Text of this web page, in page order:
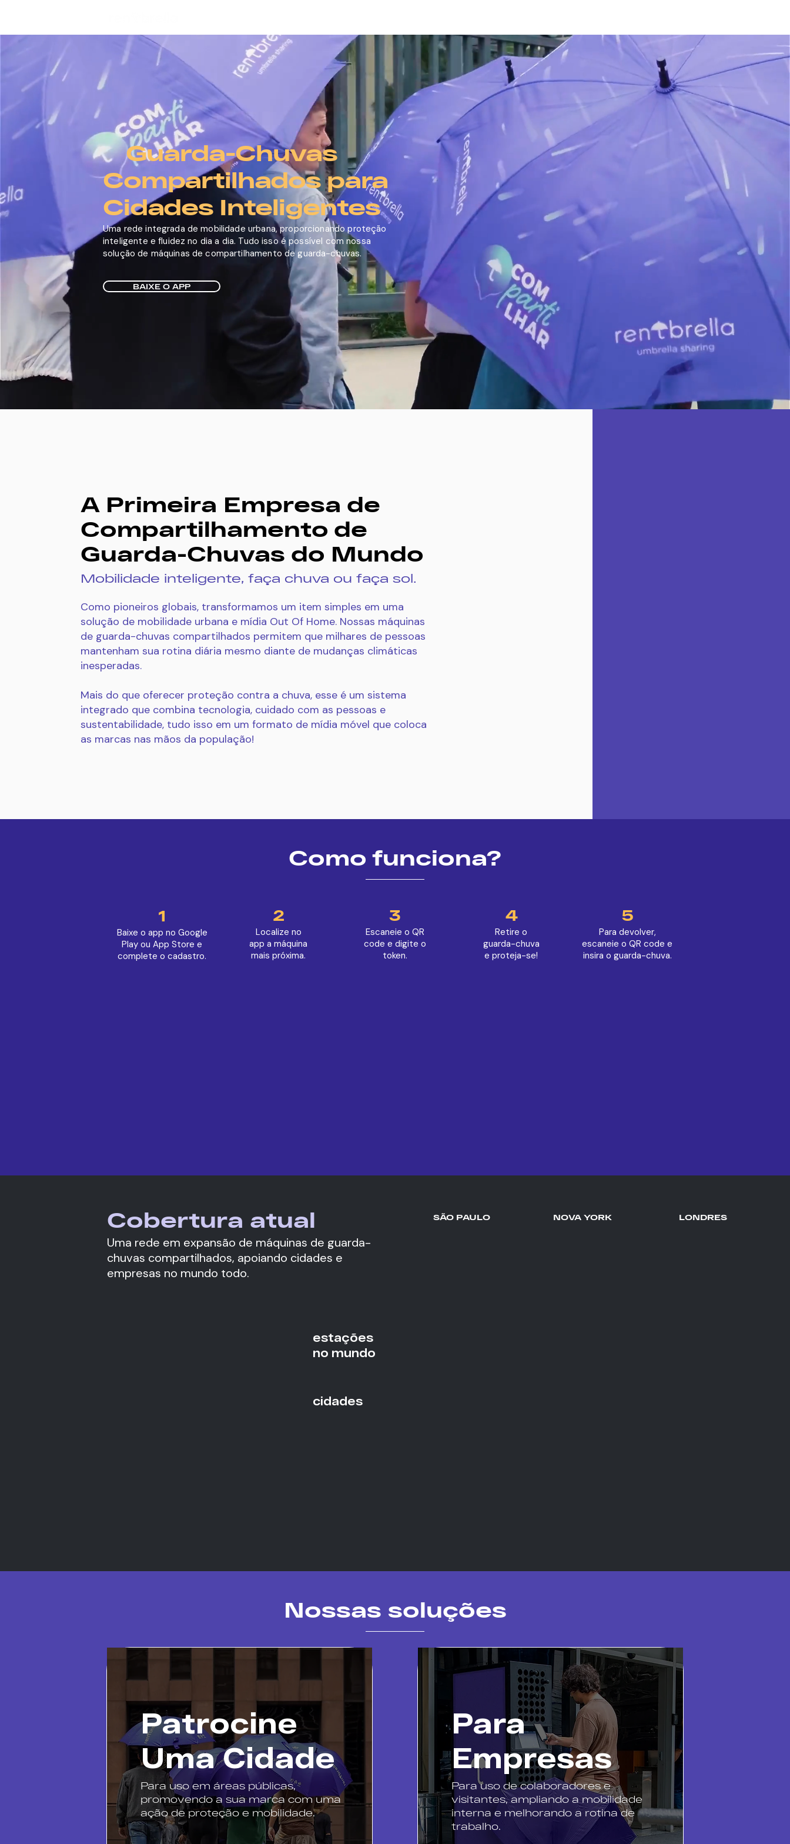
Guarda-Chuvas
Compartilhados para
Cidades Inteligentes
Uma rede integrada de mobilidade urbana, proporcionando proteção
inteligente e fluidez no dia a dia. Tudo isso é possível com nossa
solução de máquinas de compartilhamento de guarda-chuvas.
BAIXE O APP
A Primeira Empresa de
Compartilhamento de
Guarda-Chuvas do Mundo
Mobilidade inteligente, faça chuva ou faça sol.
Como pioneiros globais, transformamos um item simples em uma
solução de mobilidade urbana e mídia Out Of Home. Nossas máquinas
de guarda-chuvas compartilhados permitem que milhares de pessoas
mantenham sua rotina diária mesmo diante de mudanças climáticas
inesperadas.
Mais do que oferecer proteção contra a chuva, esse é um sistema
integrado que combina tecnologia, cuidado com as pessoas e
sustentabilidade, tudo isso em um formato de mídia móvel que coloca
as marcas nas mãos da população!
Como funciona?
1
Baixe o app no Google
Play ou App Store e
complete o cadastro.
2
Localize no
app a máquina
mais próxima.
3
Escaneie o QR
code e digite o
token.
4
Retire o
guarda-chuva
e proteja-se!
5
Para devolver,
escaneie o QR code e
insira o guarda-chuva.
estações
no mundo
cidades
SÃO PAULO NOVA YORK LONDRES
Cobertura atual
Uma rede em expansão de máquinas de guarda-
chuvas compartilhados, apoiando cidades e
empresas no mundo todo.
Nossas soluções
Patrocine
Uma Cidade
Para uso em áreas públicas,
promovendo a sua marca com uma
ação de proteção e mobilidade.
Para
Empresas
Para uso de colaboradores e
visitantes, ampliando a mobilidade
interna e melhorando a rotina de
trabalho.